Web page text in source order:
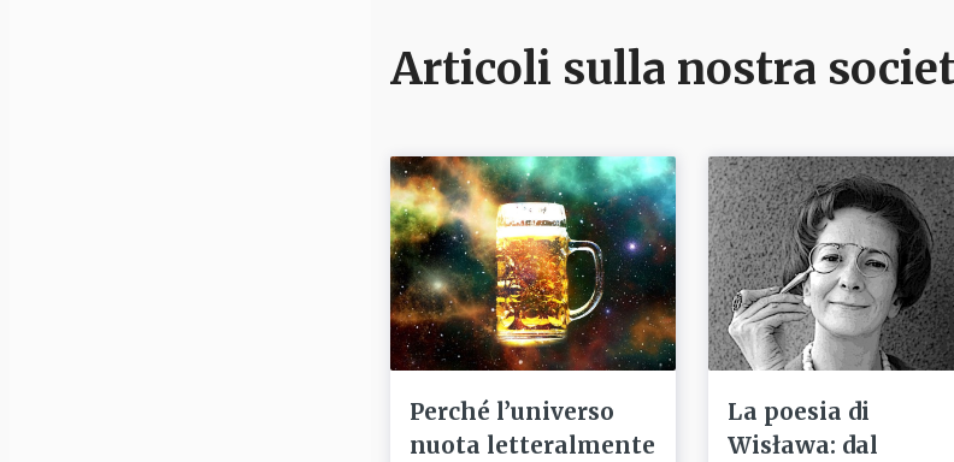
Articoli sulla nostra
Perché l’universo
nuota letteralmente
La poesia di
Wisława: dal